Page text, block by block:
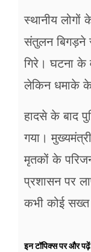
स्थानीय लोगों
संतुलन बिगड़ने
गिरे। घटना के
लेकिन धमाके के
हादसे के बाद
गया।
मृतकों के
प्रशासन पर
कभी कोई सख्त
इन टॉपिक्स पर और